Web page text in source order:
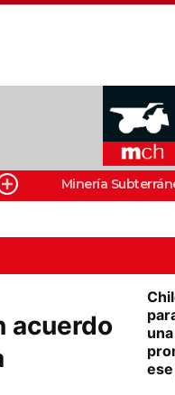
Minería
acuerdo